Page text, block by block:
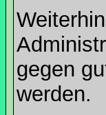
gegen
werden.